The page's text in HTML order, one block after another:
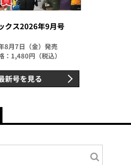
クス2026年9月号
8月7日（金）発売
：1,480円（税込）
新号を見る